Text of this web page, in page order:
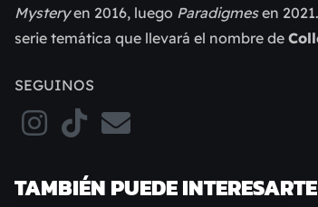
Mysteryen 2016, luego Paradigmesen
serie temática que llevará el nombre de
SEGUINOS
TAMBIÉN PUEDE INTERESARTE